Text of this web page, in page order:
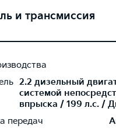
и трансмиссия
2.2 дизельный
системой
впрыска / 199 л.с. /
передач